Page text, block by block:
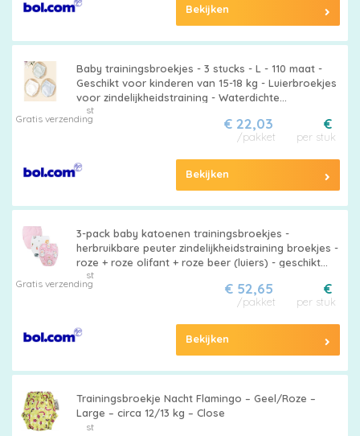
Bekijken
Baby trainingsbroekjes - 3 stucks - L - 110 maat -
Geschikt voor kinderen van 15-18 kg - Luierbroekjes
voor zindelijkheidstraining - Waterdichte
trainingsbroekjes voor baby's en jonge kinderen -
Wasbaar
st
Gratis verzending €
per stuk
€ 22,03
/pakket
Bekijken
3-pack baby katoenen trainingsbroekjes -
herbruikbare peuter zindelijkheidstraining broekjes -
roze + roze olifant + roze beer (luiers) - geschikt
voor jongens en meisjes van 12-18 kg
st
Gratis verzending €
per stuk
€ 52,65
/pakket
Bekijken
Trainingsbroekje Nacht Flamingo – Geel/Roze –
Large – circa 12/13 kg – Close
st